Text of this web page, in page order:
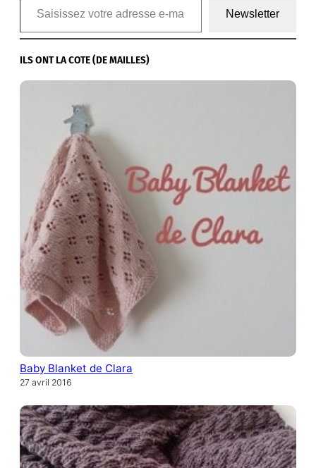
Newsletter
ILS ONT LA COTE (DE MAILLES)
Baby Blanket de Clara
27 avril 2016